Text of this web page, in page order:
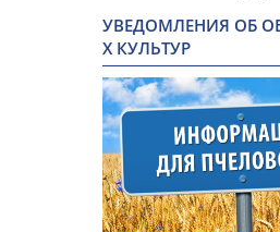
УВЕДОМЛЕНИЯ ОБ
Х КУЛЬТУР